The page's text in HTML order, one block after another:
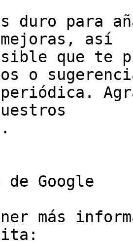
duro para
así
que te
o
Google
más